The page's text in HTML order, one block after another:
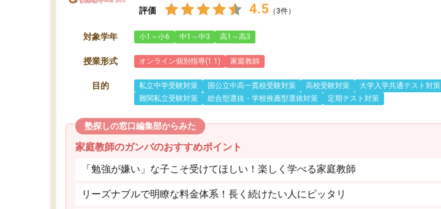
評価 4.5 （3件）
対象学年 小1～小6 中1～中3 高1～高3
授業形式 オンライン個別指導(1:1) 家庭教師
目的 私立中学受験対策 国公立中高一貫校受験対策 高校受験対策 大学入学共通テスト対策
難関私立受験対策
総合型選抜・学校推薦型選抜対策 定期テスト対策
塾探しの窓口編集部からみた
家庭教師のガンバのおすすめポイント
「勉強が嫌い」な子こそ受けてほしい！楽しく学べる家庭教師
リーズナブルで明瞭な料金体系！長く続けたい人にピッタリ